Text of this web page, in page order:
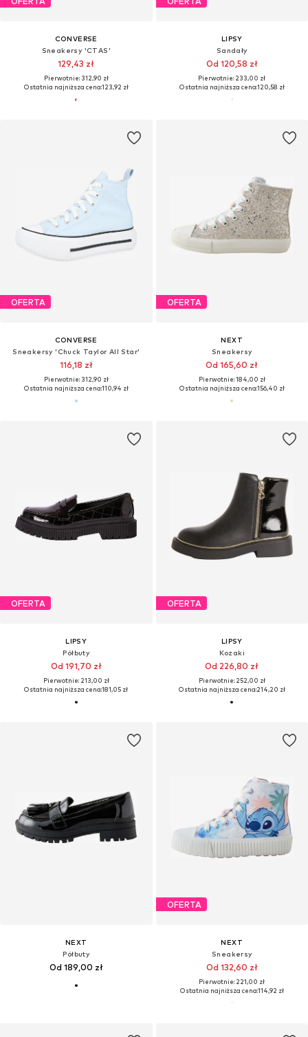
CONVERSE
Sneakersy 'CTAS'
129,43 zł
Pierwotnie: 312,90 zł
Ostatnia najniższa cena:123,92 zł
LIPSY
Sandały
Od 120,58 zł
Pierwotnie: 233,00 zł
Ostatnia najniższa cena:120,58 zł
OFERTA
CONVERSE
Sneakersy 'Chuck Taylor All Star'
116,18 zł
Pierwotnie: 312,90 zł
Ostatnia najniższa cena:110,94 zł
OFERTA
NEXT
Sneakersy
Od 165,60 zł
Pierwotnie: 184,00 zł
Ostatnia najniższa cena:156,40 zł
OFERTA
LIPSY
Półbuty
Od 191,70 zł
Pierwotnie: 213,00 zł
Ostatnia najniższa cena:181,05 zł
OFERTA
LIPSY
Kozaki
Od 226,80 zł
Pierwotnie: 252,00 zł
Ostatnia najniższa cena:214,20 zł
NEXT
Półbuty
Od 189,00 zł
OFERTA
NEXT
Sneakersy
Od 132,60 zł
Pierwotnie: 221,00 zł
Ostatnia najniższa cena:114,92 zł